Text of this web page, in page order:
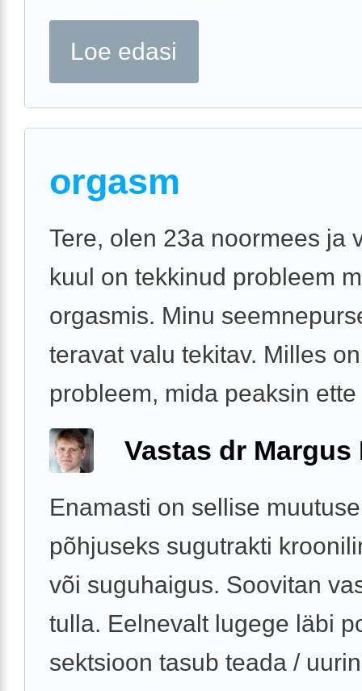
Loe edasi
orgasm
Tere, olen 23a noormees ja
kuul on tekkinud probleem
orgasmis. Minu
teravat valu tekitav. Milles on
probleem, mida peaksin
Vastas dr Margus
Enamasti on sellise muutuse
põhjuseks sugutrakti
või suguhaigus. Soovitan
tulla. Eelnevalt lugege läbi
sektsioon tasub teada /